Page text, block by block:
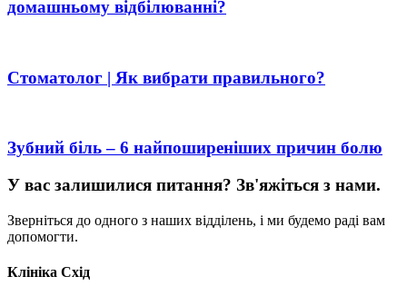
домашньому відбілюванні?
Стоматолог | Як вибрати правильного?
Зубний біль – 6 найпоширеніших причин болю
У вас залишилися питання? Зв'яжіться з нами.
Зверніться до одного з наших відділень, і ми будемо раді вам
допомогти.
Клініка Схід